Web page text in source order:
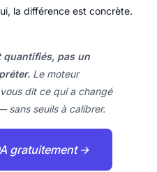
la différence est concrète.
quantifiés, pas un
Le moteur
dit ce qui a changé
sans seuils à calibrer.
gratuitement →